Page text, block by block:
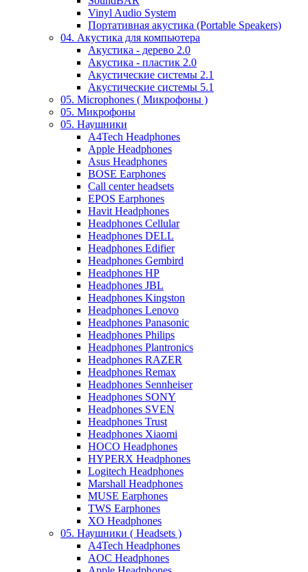
Vinyl Audio System
Портативная акустика (Portable Speakers)
04. Акустика для компьютера
Акустика - дерево 2.0
Акустика - пластик 2.0
Акустические системы 2.1
Акустические системы 5.1
05. Microphones ( Микрофоны )
05. Микрофоны
05. Наушники
A4Tech Headphones
Apple Headphones
Asus Headphones
BOSE Earphones
Call center headsets
EPOS Earphones
Havit Headphones
Headphones Cellular
Headphones DELL
Headphones Edifier
Headphones Gembird
Headphones HP
Headphones JBL
Headphones Kingston
Headphones Lenovo
Headphones Panasonic
Headphones Philips
Headphones Plantronics
Headphones RAZER
Headphones Remax
Headphones Sennheiser
Headphones SONY
Headphones SVEN
Headphones Trust
Headphones Xiaomi
HOCO Headphones
HYPERX Headphones
Logitech Headphones
Marshall Headphones
MUSE Earphones
TWS Earphones
XO Headphones
05. Наушники ( Headsets )
A4Tech Headphones
AOC Headphones